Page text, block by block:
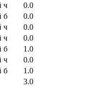
ч
0.0
б
0.0
ч
0.0
ч
0.0
б
1.0
ч
0.0
б
1.0
3.0